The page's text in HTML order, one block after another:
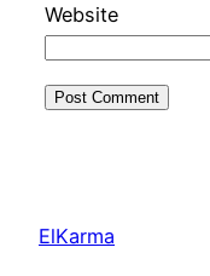
Website
ElKarma